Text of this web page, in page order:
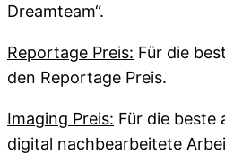
Dreamteam“.
Reportage Preis: Für die
den Reportage Preis.
Imaging Preis: Für die beste
digital nachbearbeitete